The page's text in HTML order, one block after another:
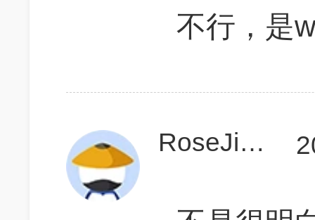
不行，是
RoseJiang